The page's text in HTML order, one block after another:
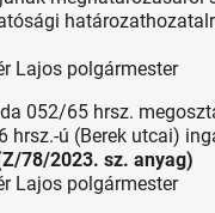
Lajos polgármester
052/65 hrsz.
hrsz.-ú (Berek utcai)
78/2023. sz. anyag)
Lajos polgármester